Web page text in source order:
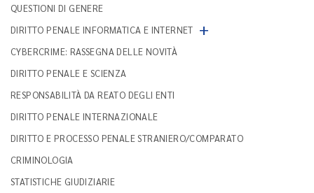
QUESTIONI DI GENERE
DIRITTO PENALE INFORMATICA E INTERNET +
CYBERCRIME: RASSEGNA DELLE NOVITÀ
DIRITTO PENALE E SCIENZA
RESPONSABILITÀ DA REATO DEGLI ENTI
DIRITTO PENALE INTERNAZIONALE
DIRITTO E PROCESSO PENALE STRANIERO/COMPARATO
CRIMINOLOGIA
STATISTICHE GIUDIZIARIE